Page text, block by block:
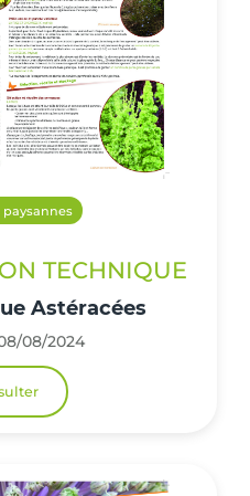
paysannes
TECHNIQUE
Astéracées
08/2024